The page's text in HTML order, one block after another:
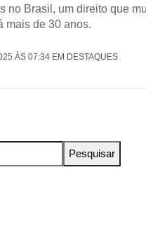
no Brasil, um direito que
mais de 30 anos.
ÀS 07:34 EM DESTAQUES
Pesquisar